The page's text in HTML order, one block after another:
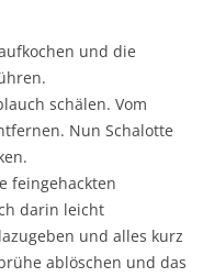
und die
schälen. Vom
Nun Schalotte
feingehackten
darin leicht
und alles kurz
ablöschen und das